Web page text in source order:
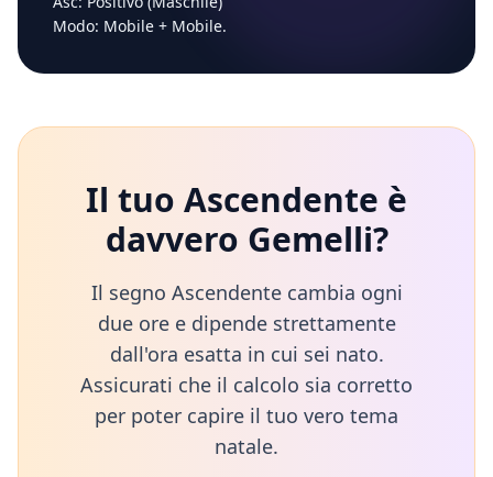
Modo: Mobile + Mobile.
Il tuo Ascendente è
davvero Gemelli?
Il segno Ascendente cambia ogni
due ore e dipende strettamente
dall'ora esatta in cui sei nato.
Assicurati che il calcolo sia corretto
per poter capire il tuo vero tema
natale.